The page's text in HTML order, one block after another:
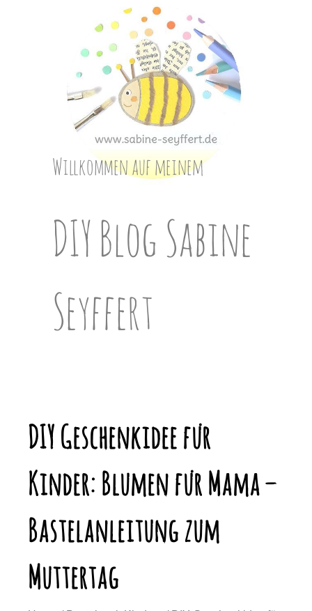
Willkommen auf meinem
DIY Blog Sabine
Seyffert
DIY Geschenkidee für
Kinder: Blumen für Mama –
Bastelanleitung zum
Muttertag